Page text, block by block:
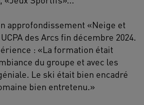
approfondissement «Neige et
des Arcs fin décembre 2024.
: «La formation était
du groupe et avec les
Le ski était bien encadré
bien entretenu.»